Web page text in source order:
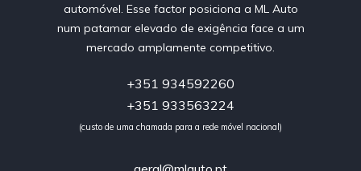
automóvel. Esse factor posiciona a ML Auto
num patamar elevado de exigência face a um
mercado amplamente competitivo.
+351 934592260
+351 933563224
(custo de uma chamada para a rede móvel nacional)